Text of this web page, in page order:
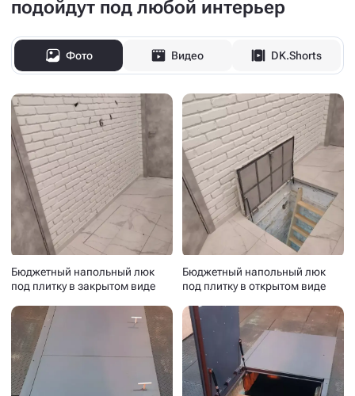
подойдут под любой интерьер
Фото Видео DK.Shorts
Бюджетный напольный люк
под плитку в закрытом виде
Бюджетный напольный люк
под плитку в открытом виде